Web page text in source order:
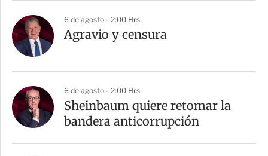
6 de agosto - 2:00 Hrs
Agravio y censura
6 de agosto - 2:00 Hrs
Sheinbaum quiere retomar la
bandera anticorrupción